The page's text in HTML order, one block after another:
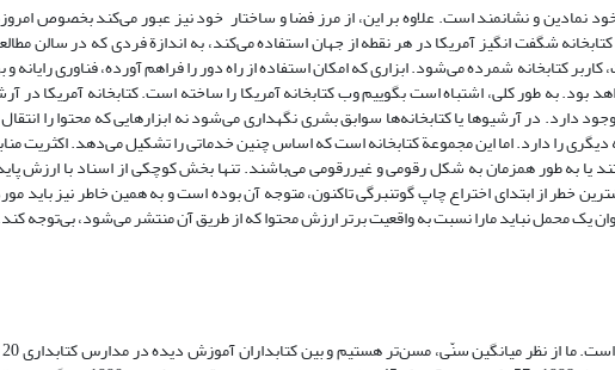
نمادین و نشانمند است. علاوه بر این، از مرز فضا و ساختار خود نیز عبور می‌کند بخصوص
شگفت انگیز آمریکا در هر نقطه از جهان استفاده می‌کند، به اندازة فردی که در سالن
کتابخانه شمرده می‌‌شود. ابزاری که امکان استفاده از راه دور را فراهم آورده، فناوری رایانه و
بود. به طور کلی، اشتباه است بگوییم وب کتابخانه آمریکا را ساخته است. کتابخانه آمریکا در
دارد. در آرشیو‌ها یا کتابخانه‌ها سوابق بشری نگهداری می‌شود نه ابزارهایی که محتوا را
دیگری را دارد. اما این مجموعة کتابخانه است که اساس چنین خدماتی را تشکیل می‌دهد.
یا به طور همزمان به شکل رقومی و غیررقومی می‌باشند. تنها بخش کوچکی از اسناد با ارزش
خطر از ابتدای اختراع چاپ گوتنبرگی تاکنون، متوجه آن بوده است و به همین خاطر نیز باید
یک محمل نباید مارا نسبت به واقعیت برتر ارزش محتوا که از طریق آن منتشر می‌شود، بی‌توجه